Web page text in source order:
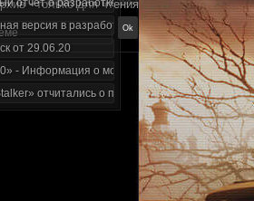
отчет о разработке!
версия в разработке!
от 29.06.20
- Информация о моде за июнь 2020
отчитались о проделанной работе
- только для чтения